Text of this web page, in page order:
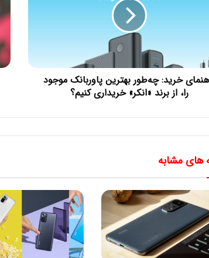
خرید: چه‌طور بهترین پاوربانک موجود
را، از برند «انکر» خریداری کنیم؟
های مشابه